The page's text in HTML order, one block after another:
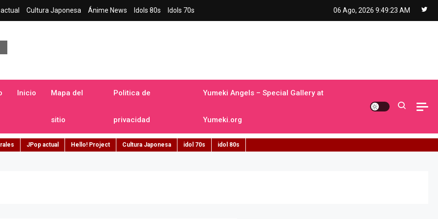
Cultura Japonesa Ánime News Idols 80s Idols 70s 06 Ago, 2026 9:49:24 AM
Inicio Mapa del
sitio
Politica de
privacidad
Yumeki Angels – Special Gallery at
Yumeki.org
JPop actual Hello! Project Cultura Japonesa idol 70s idol 80s